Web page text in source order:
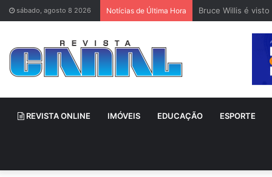
sábado, agosto 8 2026 Notícias de Última Hora Bruce Willis é
REVISTA ONLINE IMÓVEIS EDUCAÇÃO ESPORTE